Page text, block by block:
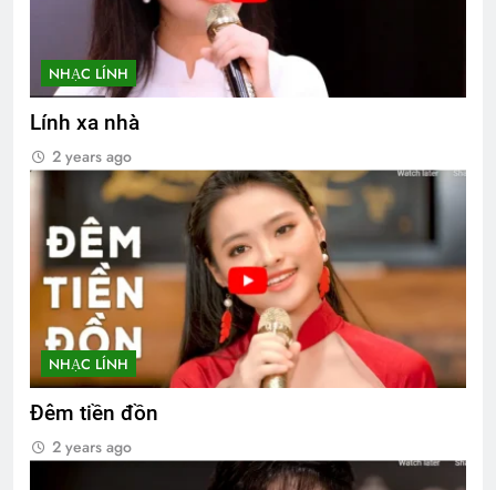
NHẠC LÍNH
Lính xa nhà
2 years ago
NHẠC LÍNH
Đêm tiền đồn
2 years ago